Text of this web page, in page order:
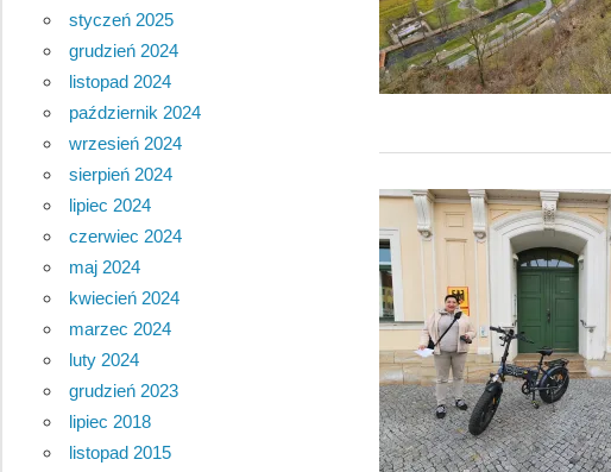
styczeń 2025
grudzień 2024
listopad 2024
październik 2024
wrzesień 2024
sierpień 2024
lipiec 2024
czerwiec 2024
maj 2024
kwiecień 2024
marzec 2024
luty 2024
grudzień 2023
lipiec 2018
listopad 2015